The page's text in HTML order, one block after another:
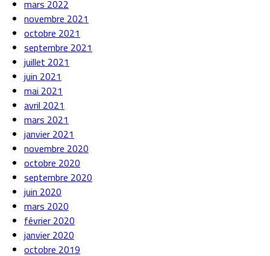
mars 2022
novembre 2021
octobre 2021
septembre 2021
juillet 2021
juin 2021
mai 2021
avril 2021
mars 2021
janvier 2021
novembre 2020
octobre 2020
septembre 2020
juin 2020
mars 2020
février 2020
janvier 2020
octobre 2019